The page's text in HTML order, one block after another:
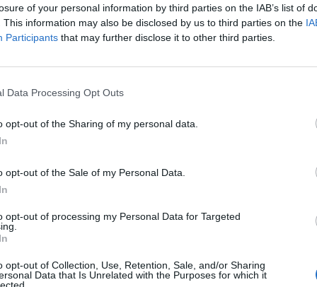
of your personal information by third parties on the IAB’s list of
This information may also be disclosed by us to third parties on the
Participants that may further disclose it to other third parties.
Data Processing Opt Outs
opt-out of the Sharing of my personal data.
opt-out of the Sale of my Personal Data.
opt-out of processing my Personal Data for Targeted
opt-out of Collection, Use, Retention, Sale, and/or Sharing
Data that Is Unrelated with the Purposes for which it
του Δικαστηρίου της Ευρωπαϊκής Ένωσης
Πιο συγκεκριμένα, το ανώτατο δικαστήριο της ΕΕ
το δικαίωμα των διεμφυλικών πολιτών της ΕΕ με τη
μετακίνησης. Η απόφαση αυτή είναι ιδιαίτερα
πολίτες της Ρουμανίας, η οποία έχει επανειλημμένα
δικαστήρια για την πολιτική της, αλλά και της ΕΕ
υιοθετούν νόμους που περιορίζουν τα δικαιώματα
η συνεχιζόμενη και εντεινόμενη σύγκρουση στη Μέση
τις επιθέσεις της 7ης Οκτωβρίου, η βία μεταξύ του
σε περισσότερες χώρες. Παράλληλα, η διεθνής